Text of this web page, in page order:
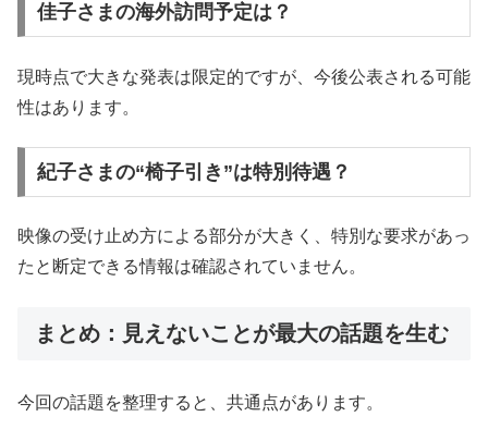
佳子さまの海外訪問予定は？
現時点で大きな発表は限定的ですが、今後公表される可能
性はあります。
紀子さまの“椅子引き”は特別待遇？
映像の受け止め方による部分が大きく、特別な要求があっ
たと断定できる情報は確認されていません。
まとめ：見えないことが最大の話題を生む
今回の話題を整理すると、共通点があります。